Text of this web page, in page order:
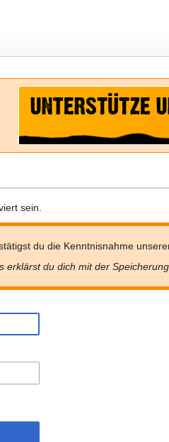
sein.
du die Kenntnisnahme
erklärst du dich mit der